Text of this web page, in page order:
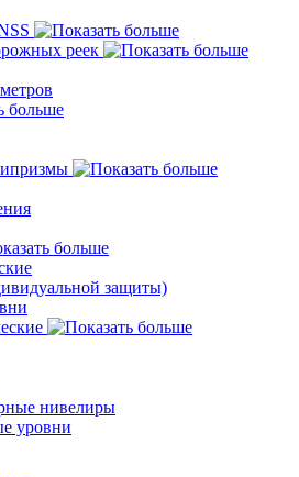
реек
защиты)
нивелиры
уровни